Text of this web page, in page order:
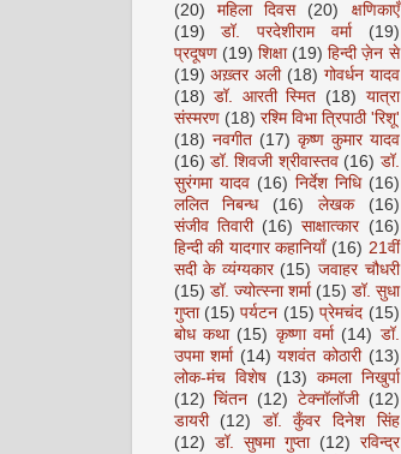
(20)
महिला दिवस (20)
क्षणिकाएँ
(19)
डॉ. परदेशीराम वर्मा
(19)
प्रदूषण (19) शिक्षा (19) हिन्दी ज़ेन से
(19) अख़्तर अली (18) गोवर्धन यादव
(18) डॉ. आरती स्मित (18) यात्रा
संस्मरण (18) रश्मि विभा त्रिपाठी 'रिशू'
(18) नवगीत (17) कृष्ण कुमार यादव
(16) डॉ. शिवजी श्रीवास्तव (16) डॉ.
सुरंगमा यादव (16) निर्देश निधि (16)
ललित निबन्ध
(16) लेखक
(16)
संजीव तिवारी (16) साक्षात्कार (16)
हिन्दी की यादगार कहानियाँ (16) 21वीं
सदी के व्यंग्यकार (15) जवाहर चौधरी
(15) डॉ. ज्योत्स्ना शर्मा (15) डॉ. सुधा
गुप्ता (15) पर्यटन (15) प्रेमचंद (15)
बोध कथा (15) कृष्णा वर्मा (14) डॉ.
उपमा शर्मा (14) यशवंत कोठारी (13)
लोक-मंच विशेष
(13) कमला निखुर्पा
(12) चिंतन (12) टेक्नॉलॉजी
(12)
डायरी
(12)
डॉ. कुँवर दिनेश सिंह
(12) डॉ. सुषमा गुप्ता (12) रविन्द्र